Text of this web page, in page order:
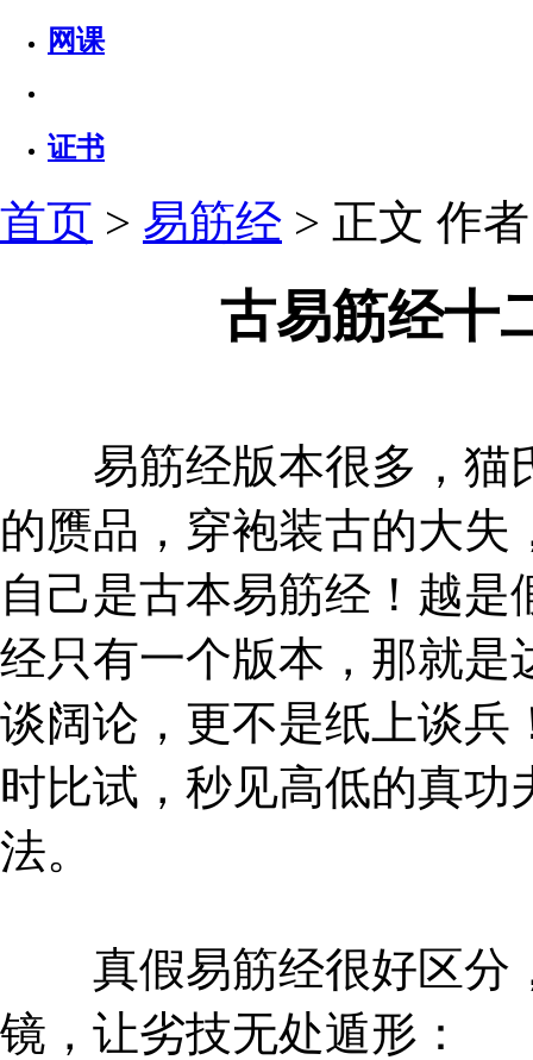
网课
证书
首页 > 易筋经 > 正文 作
古易筋经十
易筋经版本很多，猫
的赝品，穿袍装古的大
自己是古本易筋经！越
经只有一个版本，那就是
谈阔论，更不是纸上谈兵
时比试，秒见高低的真
法。
真假易筋经很好区分
镜，让劣技无处遁形：